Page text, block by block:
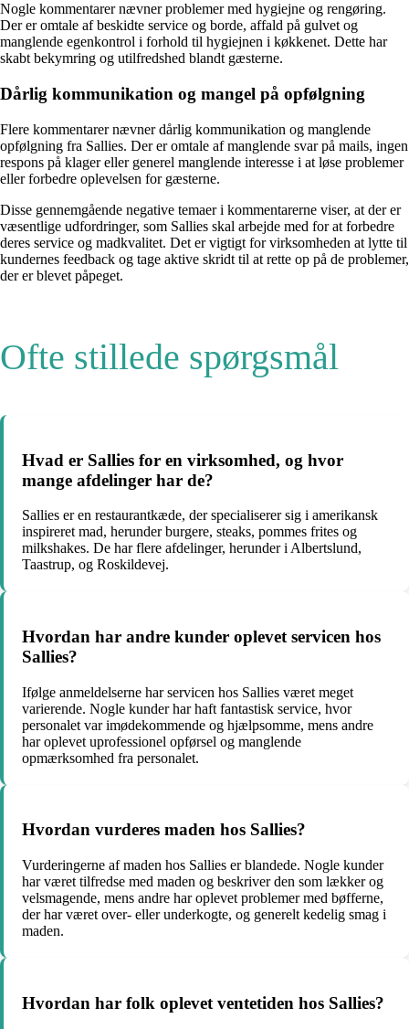
Nogle kommentarer nævner problemer med hygiejne og rengøring.
Der er omtale af beskidte service og borde, affald på gulvet og
manglende egenkontrol i forhold til hygiejnen i køkkenet. Dette har
skabt bekymring og utilfredshed blandt gæsterne.
Dårlig kommunikation og mangel på opfølgning
Flere kommentarer nævner dårlig kommunikation og manglende
opfølgning fra Sallies. Der er omtale af manglende svar på mails, ingen
respons på klager eller generel manglende interesse i at løse problemer
eller forbedre oplevelsen for gæsterne.
Disse gennemgående negative temaer i kommentarerne viser, at der er
væsentlige udfordringer, som Sallies skal arbejde med for at forbedre
deres service og madkvalitet. Det er vigtigt for virksomheden at lytte til
kundernes feedback og tage aktive skridt til at rette op på de problemer,
der er blevet påpeget.
Ofte stillede spørgsmål
Hvad er Sallies for en virksomhed, og hvor
mange afdelinger har de?
Sallies er en restaurantkæde, der specialiserer sig i amerikansk
inspireret mad, herunder burgere, steaks, pommes frites og
milkshakes. De har flere afdelinger, herunder i Albertslund,
Taastrup, og Roskildevej.
Hvordan har andre kunder oplevet servicen hos
Sallies?
Ifølge anmeldelserne har servicen hos Sallies været meget
varierende. Nogle kunder har haft fantastisk service, hvor
personalet var imødekommende og hjælpsomme, mens andre
har oplevet uprofessionel opførsel og manglende
opmærksomhed fra personalet.
Hvordan vurderes maden hos Sallies?
Vurderingerne af maden hos Sallies er blandede. Nogle kunder
har været tilfredse med maden og beskriver den som lækker og
velsmagende, mens andre har oplevet problemer med bøfferne,
der har været over- eller underkogte, og generelt kedelig smag i
maden.
Hvordan har folk oplevet ventetiden hos Sallies?